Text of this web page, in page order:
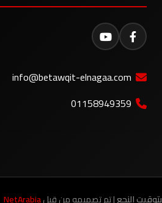
info@betawqit-elnagaa.com
01158949359
بتوقيت النجع| تم تصميمه من قبلNetArabia